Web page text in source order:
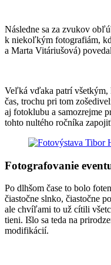
Následne sa za zvukov
k niekoľkým fotografiám,
a Marta Vitáriušová)
Veľká vďaka patrí
čas, trochu pri tom
aj fotoklubu a samozrejme
tohto nultého ročníka
Fotografovanie
Po dlhšom čase to bolo
čiastočne slnko, čiastočne
ale chvíľami to už cítili
tieni. Išlo sa teda na
modifikácií.